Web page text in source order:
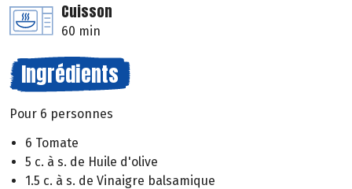
Cuisson
60 min
Ingrédients
Pour 6 personnes
6 Tomate
5 c. à s. de Huile d'olive
1.5 c. à s. de Vinaigre balsamique